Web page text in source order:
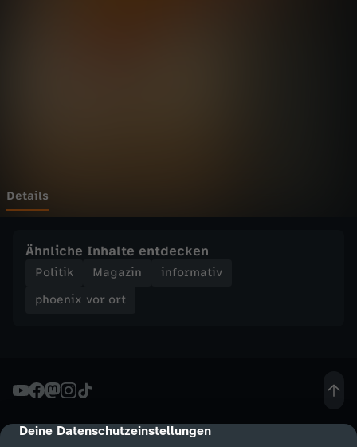
cmp-dialog-description
Deine Datenschutzeinstellungen
t
E
l
a
Details
Ähnliche Inhalte entdecken
Politik Magazin
informativ
phoenix vor ort